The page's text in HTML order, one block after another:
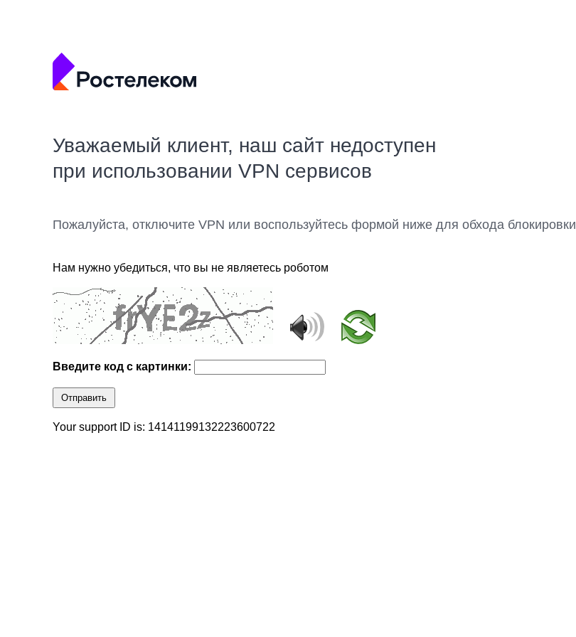
Уважаемый клиент, наш сайт недоступен
при использовании VPN сервисов
Пожалуйста, отключите VPN или воспользуйтесь формой ниже для обхода блокировки
Нам нужно убедиться, что вы не являетесь роботом
Введите код с картинки:
Отправить
Your support ID is: 14141199132223600722